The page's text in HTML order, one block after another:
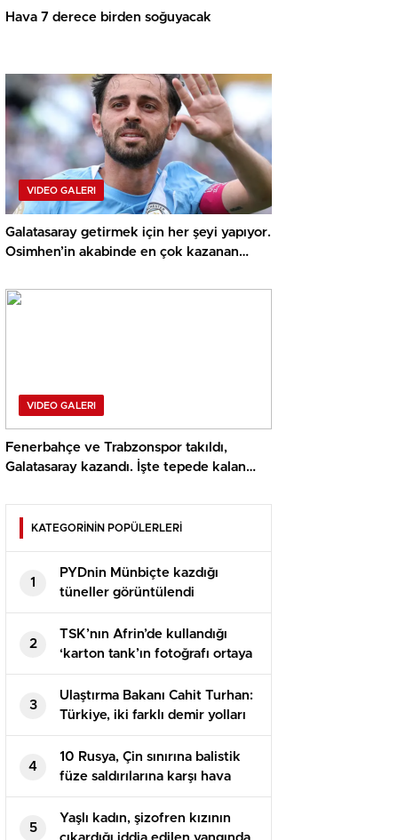
Hava 7 derece birden soğuyacak
VIDEO GALERI
Galatasaray getirmek için her şeyi yapıyor.
Osimhen’in akabinde en çok kazanan
VIDEO GALERI
Fenerbahçe ve Trabzonspor takıldı,
Galatasaray kazandı. İşte tepede kalan
KATEGORİNİN POPÜLERLERİ
1
PYDnin Münbiçte kazdığı
tüneller görüntülendi​
2
TSK’nın Afrin’de kullandığı
‘karton tank’ın fotoğrafı ortaya
çıktı
3
Ulaştırma Bakanı Cahit Turhan:
Türkiye, iki farklı demir yolları
İle AB’ye bağlanacağını açıkladı
4
10 Rusya, Çin sınırına balistik
füze saldırılarına karşı hava
savunma sistemleri kurdu
5
Yaşlı kadın, şizofren kızının